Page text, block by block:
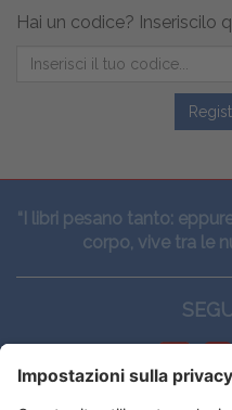
Hai un codice? Inseriscilo
“I libri pesano tanto:
corpo, vive tra le